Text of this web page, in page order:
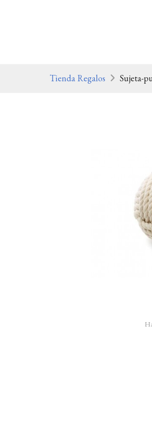
Tienda Regalos Sujeta-